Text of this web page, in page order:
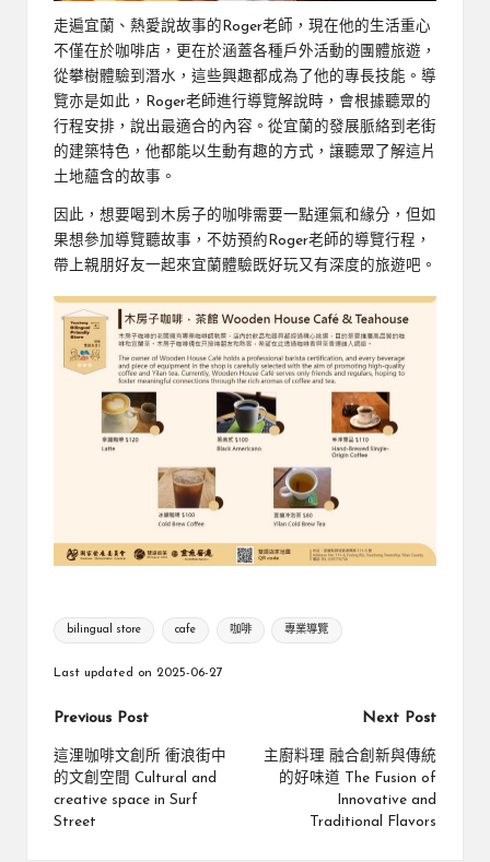
走遍宜蘭、熱愛說故事的Roger老師，現在他的生活重心
不僅在於咖啡店，更在於涵蓋各種戶外活動的團體旅遊，
從攀樹體驗到潛水，這些興趣都成為了他的專長技能。導
覽亦是如此，Roger老師進行導覽解說時，會根據聽眾的
行程安排，說出最適合的內容。從宜蘭的發展脈絡到老街
的建築特色，他都能以生動有趣的方式，讓聽眾了解這片
土地蘊含的故事。
因此，想要喝到木房子的咖啡需要一點運氣和緣分，但如
果想參加導覽聽故事，不妨預約Roger老師的導覽行程，
帶上親朋好友一起來宜蘭體驗既好玩又有深度的旅遊吧。
Tags:
bilingual store cafe 咖啡 專業導覽
Last updated on 2025-06-27
Post
navigation
Previous Post
這浬咖啡文創所 衝浪街中
的文創空間 Cultural and
creative space in Surf
Street
Next Post
主廚料理 融合創新與傳統
的好味道 The Fusion of
Innovative and
Traditional Flavors